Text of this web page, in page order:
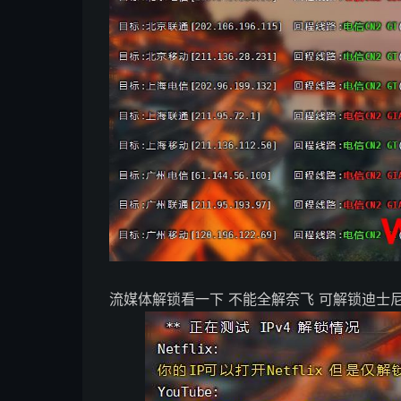
流媒体解锁看一下 不能全解奈飞 可解锁迪士